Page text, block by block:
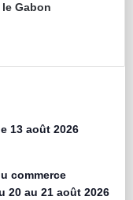
Gabon
13 août 2026
commerce
20 au 21 août 2026